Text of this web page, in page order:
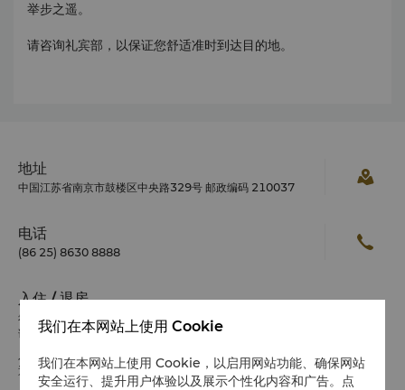
举步之遥。
请咨询礼宾部，以保证您舒适准时到达目的地。
地址
中国江苏省南京市鼓楼区中央路329号 邮政编码 210037
电话
(86 25) 8630 8888
入住 / 退房
希望您入住愉快
请留意入住/退房时间:
入住：下午02:00
退房：中午12:00
我们在本网站上使用 Cookie
我们在本网站上使用 Cookie，以启用网站功能、确保网站
安全运行、提升用户体验以及展示个性化内容和广告。点